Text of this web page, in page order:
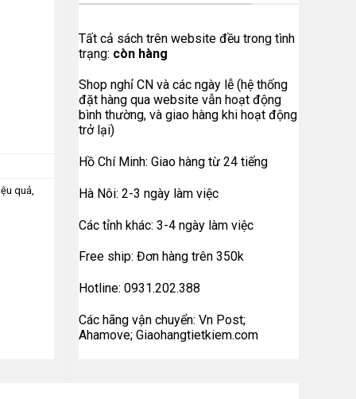
quả
Tất cả sách trên website đều trong tình
trạng: còn hàng
Shop nghỉ CN và các ngày lễ (hệ thống
đặt hàng qua website vẫn hoạt động
bình thường, và giao hàng khi hoạt động
trở lại)
Hồ Chí Minh: Giao hàng từ 24 tiếng
Hà Nôi: 2-3 ngày làm việc
Các tỉnh khác: 3-4 ngày làm việc
Free ship: Đơn hàng trên 350k
Hotline: 0931.202.388
Các hãng vận chuyển: Vn Post;
Ahamove; Giaohangtietkiem.com